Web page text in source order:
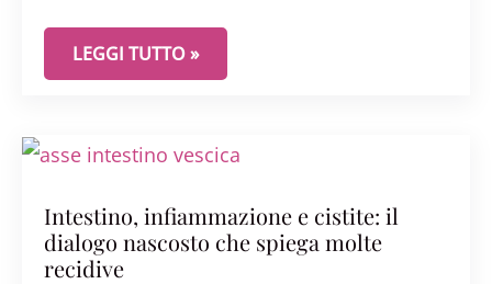
LA BATTERIURIA ASINTOMATICA: PERCHÈ
LEGGI TUTTO »
Intestino, infiammazione e cistite: il
dialogo nascosto che spiega molte
recidive